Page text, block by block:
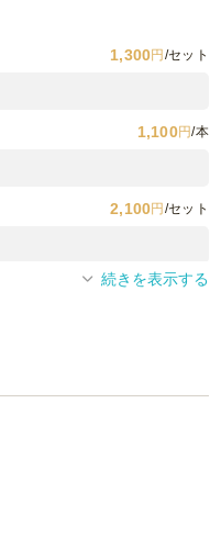
1,300円 /セット
1,100円/本
2,100円 /セット
3,900 円 /本
続きを表示する